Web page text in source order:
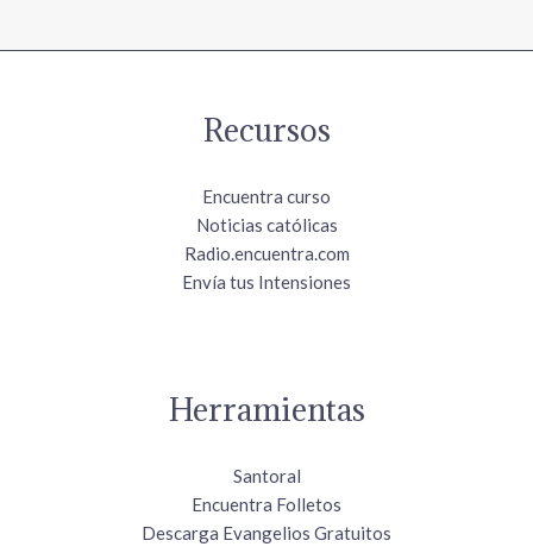
Recursos
Encuentra curso
Noticias católicas
Radio.encuentra.com
Envía tus Intensiones
Herramientas
Santoral
Encuentra Folletos
Descarga Evangelios Gratuitos